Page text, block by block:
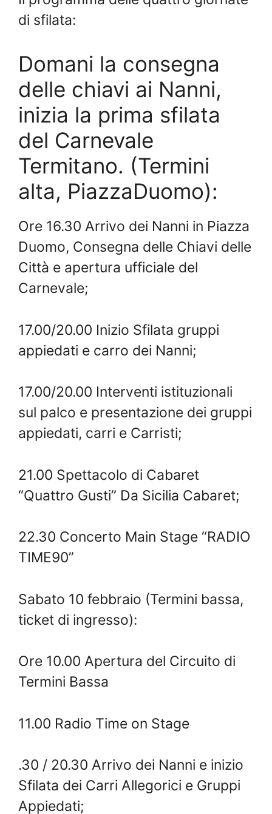
di sfilata:
Domani la consegna
delle chiavi ai Nanni,
inizia la prima sfilata
del Carnevale
Termitano. (Termini
alta, PiazzaDuomo):
Ore 16.30 Arrivo dei Nanni in Piazza
Duomo, Consegna delle Chiavi delle
Città e apertura ufficiale del
Carnevale;
17.00/20.00 Inizio Sfilata gruppi
appiedati e carro dei Nanni;
17.00/20.00 Interventi istituzionali
sul palco e presentazione dei gruppi
appiedati, carri e Carristi;
21.00 Spettacolo di Cabaret
“Quattro Gusti” Da Sicilia Cabaret;
22.30 Concerto Main Stage “RADIO
TIME90”
Sabato 10 febbraio (Termini bassa,
ticket di ingresso):
Ore 10.00 Apertura del Circuito di
Termini Bassa
11.00 Radio Time on Stage
.30 / 20.30 Arrivo dei Nanni e inizio
Sfilata dei Carri Allegorici e Gruppi
Appiedati;